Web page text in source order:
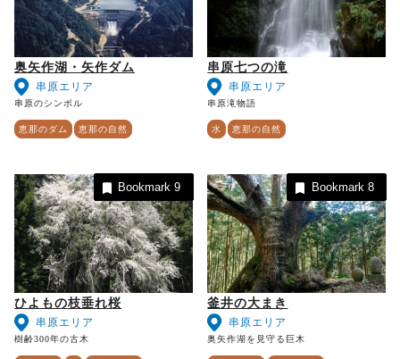
奥矢作湖・矢作ダム
串原エリア
串原のシンボル
恵那のダム 恵那の自然
串原七つの滝
串原エリア
串原滝物語
水 恵那の自然
ひよもの枝垂れ桜
串原エリア
樹齢300年の古木
Bookmark9
釜井の大まき
串原エリア
奥矢作湖を見守る巨木
Bookmark 8